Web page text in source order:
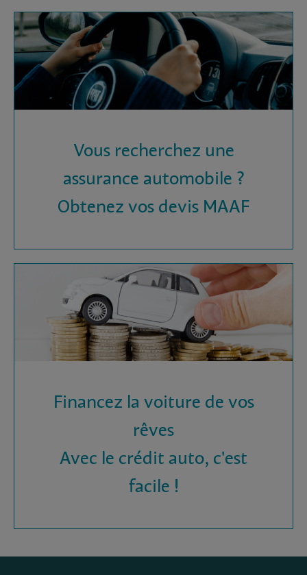
Vous recherchez une
assurance automobile ?
Obtenez vos devis MAAF
Financez la voiture de vos
rêves
Avec le crédit auto, c'est
facile !